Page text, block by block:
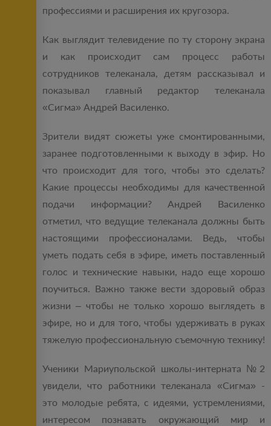
профессиями и расширения их кругозора.
Как выглядит телевидение по ту сторону экрана
и как происходит сам процесс работы
сотрудников телеканала, детям рассказывал и
показывал главный редактор телеканала
«Сигма» Андрей Василенко.
Зрители видят сюжеты уже смонтированными,
заранее подготовленными к выходу в эфир. Но
что происходит для того, чтобы это сделать?
Какие процессы необходимы для качественной
подачи информации? Андрей Василенко
отметил, что ведущие телеканала должны быть
настоящими профессионалами. Ведь, чтобы
уметь подать себя в эфире, иметь поставленный
голос и технические навыки, надо еще хорошо
поучиться. Важно также вести здоровый образ
жизни – чтобы не только хорошо выглядеть в
эфире, но и для того, чтобы удерживать в руках
тяжелую профессиональную съемочную технику!
Ученики Мариупольской школы-интерната №2
увидели, что работники телеканала «Сигма» -
это молодые ребята, с идеями, устремлениями,
интересом познавать окружающий мир и